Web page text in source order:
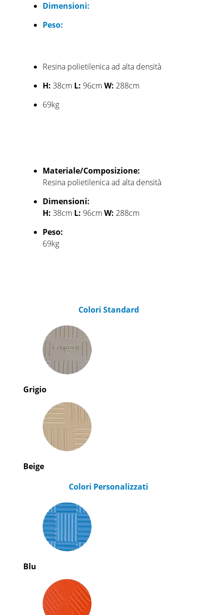
Dimensioni:
Peso:
Resina polietilenica ad alta densità
H: 38cm L: 96cm W: 288cm
69kg
Materiale/Composizione:
Resina polietilenica ad alta densità
Dimensioni:
H: 38cm L: 96cm W: 288cm
Peso:
69kg
Colori Standard
Grigio
Beige
Colori Personalizzati
Blu